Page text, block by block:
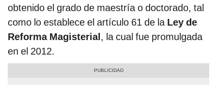
obtenido el grado de maestría o doctorado, tal
como lo establece el artículo 61 de laLey de
Reforma Magisterial, la cual fue promulgada
en el 2012.